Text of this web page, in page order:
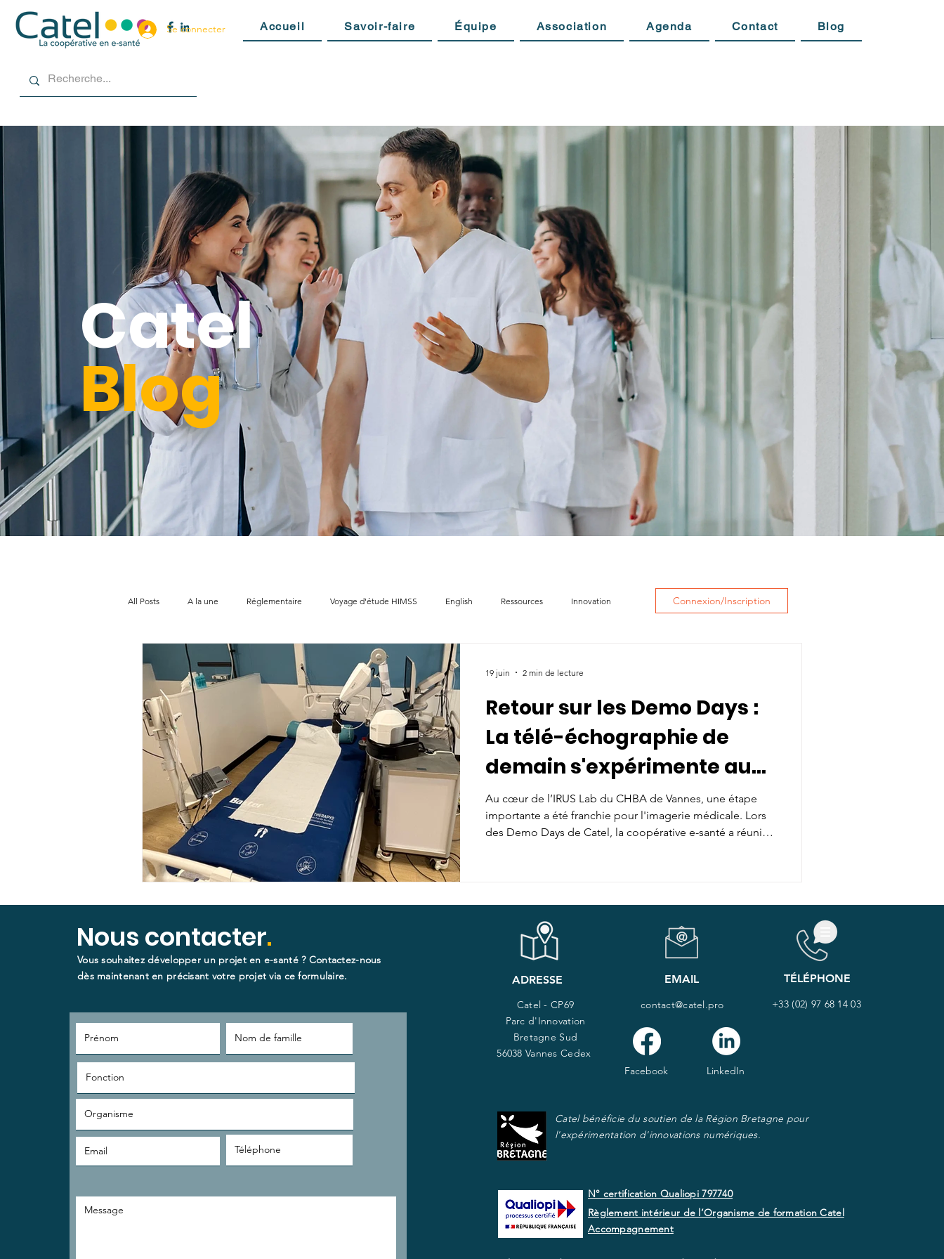
Se connecter Accueil Savoir-faire Équipe Association Agenda Contact Blog
Catel
Blog
All Posts A la une Réglementaire Voyage d'étude HIMSS English Ressources Innovation
Ateliers collaboratifs Evénements Communautés
Informations Ressources Publications & ressources Actualités
Ressources adhérents Village Showroom Catel Santexpo IA A la une Ressources
Insuffisance cardiaque Evénement adhérent Recommandation de Bonne Pratique
Efficience médicale & orga Insuffisance respiratoire Top adhérent
Ecosystème de santé
Connexion/Inscription
Retour sur les Demo Days :
La télé-échographie de
demain s'expérimente au
CHBA de Vannes
Au cœur de l’IRUS Lab du CHBA de Vannes, une étape
importante a été franchie pour l'imagerie médicale. Lors
des Demo Days de Catel, la coopérative e-santé a réuni
la médecine de demain.
19 juin 2 min de lecture
Nous contacter.
Vous souhaitez développer un projet en e-santé ? Contactez-nous
dès maintenant en précisant votre projet via ce formulaire.​
ADRESSE
Catel - CP69
Parc d'Innovation
Bretagne Sud
56038 Vannes Cedex
EMAIL
contact@catel.pro
Facebook LinkedIn
TÉLÉPHONE
+33 (02) 97 68 14 03
Catel bénéficie du soutien de la Région Bretagne pour
l'expérimentation d'innovations numériques.
N° certification Qualiopi 797740
Règlement intérieur de l’Organisme de formation Catel
Accompagnement